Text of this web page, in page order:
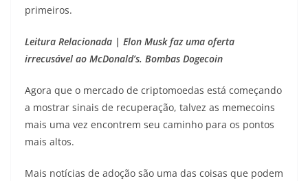
primeiros.
Leitura Relacionada | Elon Musk faz uma oferta
irrecusável ao McDonald’s. Bombas Dogecoin
Agora que o mercado de criptomoedas está começando
a mostrar sinais de recuperação, talvez as memecoins
mais uma vez encontrem seu caminho para os pontos
mais altos.
Mais notícias de adoção são uma das coisas que podem